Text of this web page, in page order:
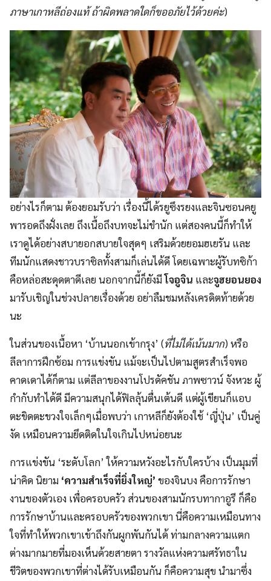
ภาษาเกาหลีถ่องแท้ ถ้าผิดพลาดใดก็ขออภัยไว้ด้วยค่ะ)
อย่างไรก็ตาม ต้องยอมรับว่า เรื่องนี้ได้รยูซึงรยงและจินซอนคยู
พารอดถึงฝั่งเลย ถึงเนื้อถึงบทจะไม่ขำนัก แต่สองคนนี้ก็ทำให้
เราดูได้อย่างสบายอกสบายใจสุดๆ เสริมด้วยยอมฮเยรัน และ
ทีมนักแสดงชาวบราซิลทั้งสามก็เล่นได้ดี โดยเฉพาะผู้รับทซิก้า
คือหล่อสะดุดตาดีเลย นอกจากนี้ก็ยังมีโจอูจิน และจูฮยอนยอง
มารับเชิญในช่วงปลายเรื่องด้วย อย่าลืมชมหลังเครดิตท้ายด้วย
นะ
ในส่วนของเนื้อหา ‘บ้านนอกเข้ากรุง’ (ที่ไม่ได้เน้นมาก) หรือ
ลีลาการฝึกซ้อม การแข่งขัน แม้จะเป็นไปตามสูตรสำเร็จพอ
คาดเดาได้ก็ตาม แต่ลีลาของงานโปรดัคชัน ภาพซาวน์ จังหวะ ผู้
กำกับทำได้ดี มีความสนุกได้ฟิลลุ้นตื่นเต้นดี แต่ผู้เขียนก็แอบ
ตะขิดตะขวงใจเล็กๆเมื่อพบว่า เกาหลีก็ยังต้องใช้ ‘ญี่ปุ่น’ เป็นคู่
งัด เหมือนความยึดติดในใจเกินไปหน่อยนะ
การแข่งขัน ‘ระดับโลก’ ให้ความหวังอะไรกับใครบ้าง เป็นมุมที่
น่าคิด นิยาม ‘ความสำเร็จที่ยิ่งใหญ่’ ของจินบง คือการรักษา
งานของตัวเอง เพื่อครอบครัว ส่วนของสามนักรบทากาอูรี ก็คือ
การรักษาบ้านและครอบครัวของพวกเขา นี่คือความเหมือนทาง
ใจที่ทำให้พวกเขาเข้าถึงกันผูกพันกันได้ ท่ามกลางความแตก
ต่างมากมายที่มองเห็นด้วยสายตา รางวัลแห่งความศรัทธาใน
ชีวิตของพวกเขาที่ต่างได้รับเหมือนกัน ก็คือความสุข นำมาซึ่ง